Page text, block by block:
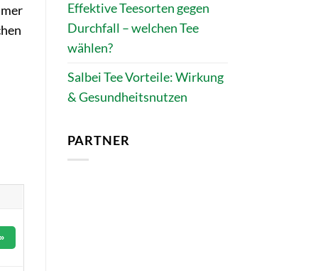
Effektive Teesorten gegen
Durchfall – welchen Tee
wählen?
Salbei Tee Vorteile: Wirkung
& Gesundheitsnutzen
PARTNER